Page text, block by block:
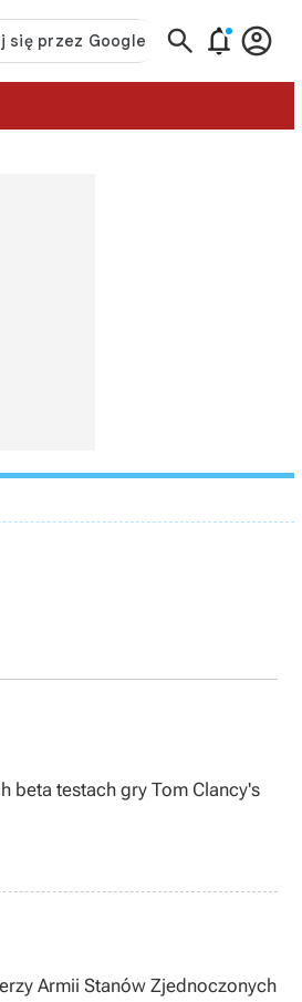
  
beta testach gry Tom Clancy's
Armii Stanów Zjednoczonych